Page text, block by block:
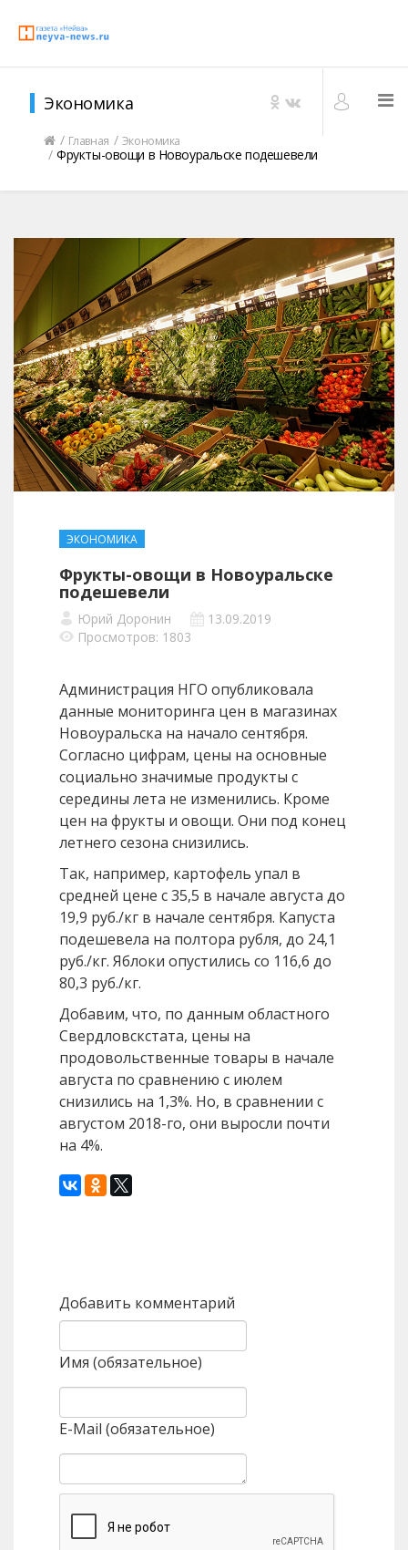
Экономика
Главная Экономика
Фрукты-овощи в Новоуральске подешевели
ЭКОНОМИКА
Фрукты-овощи в Новоуральске
подешевели
Юрий Доронин
13.09.2019
Просмотров: 1803
Администрация НГО опубликовала
данные мониторинга цен в магазинах
Новоуральска на начало сентября.
Согласно цифрам, цены на основные
социально значимые продукты с
середины лета не изменились. Кроме
цен на фрукты и овощи. Они под конец
летнего сезона снизились.
Так, например, картофель упал в
средней цене с 35,5 в начале августа до
19,9 руб./кг в начале сентября. Капуста
подешевела на полтора рубля, до 24,1
руб./кг. Яблоки опустились со 116,6 до
80,3 руб./кг.
Добавим, что, по данным областного
Свердловскстата, цены на
продовольственные товары в начале
августа по сравнению с июлем
снизились на 1,3%. Но, в сравнении с
августом 2018-го, они выросли почти
на 4%.
Добавить комментарий
Имя (обязательное)
E-Mail (обязательное)